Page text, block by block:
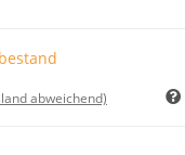
abweichend)